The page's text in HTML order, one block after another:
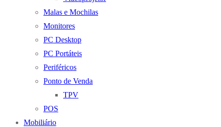
Malas e Mochilas
Monitores
PC Desktop
PC Portáteis
Periféricos
Ponto de Venda
TPV
POS
Mobiliário